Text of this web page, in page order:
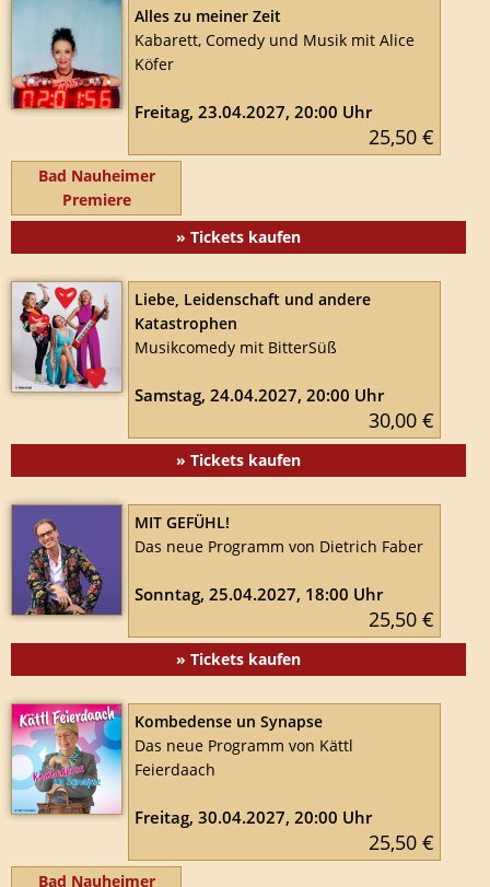
Alles zu meiner Zeit
Kabarett, Comedy und Musik mit Alice
Köfer
Freitag, 23.04.2027, 20:00 Uhr
25,50 €
Bad Nauheimer
Premiere
» Tickets kaufen
Liebe, Leidenschaft und andere
Katastrophen
Musikcomedy mit BitterSüß
Samstag, 24.04.2027, 20:00 Uhr
30,00 €
» Tickets kaufen
MIT GEFÜHL!
Das neue Programm von Dietrich Faber
Sonntag, 25.04.2027, 18:00 Uhr
25,50 €
» Tickets kaufen
Kombedense un Synapse
Das neue Programm von Kättl
Feierdaach
Freitag, 30.04.2027, 20:00 Uhr
25,50 €
Bad Nauheimer